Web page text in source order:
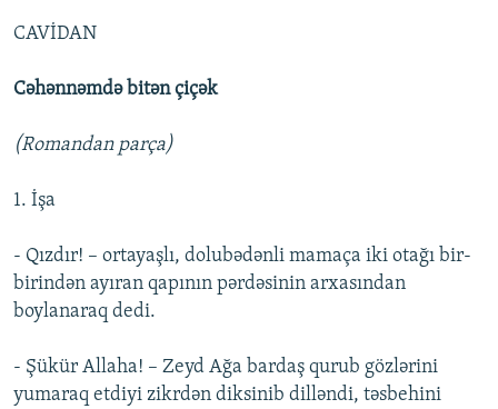
CAVİDAN
Cəhənnəmdə bitən çiçək
(Romandan parça)
1. İşa
- Qızdır! – ortayaşlı, dolubədənli mamaça iki otağı bir-
birindən ayıran qapının pərdəsinin arxasından
boylanaraq dedi.
- Şükür Allaha! – Zeyd Ağa bardaş qurub gözlərini
yumaraq etdiyi zikrdən diksinib dilləndi, təsbehini